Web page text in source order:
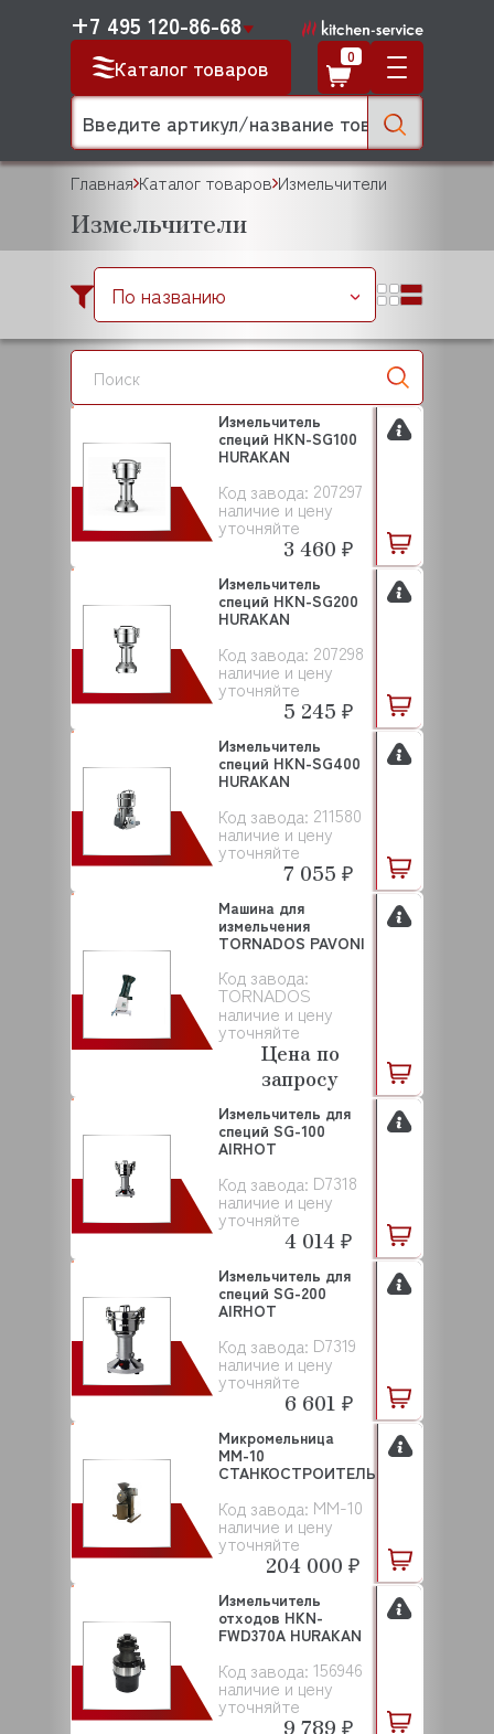
Каталог товаров
+7 495 120-86-68
0
Главная Каталог товаров Измельчители
Измельчители
По названию
Код завода: 207297
наличие и цену
уточняйте
Измельчитель
специй HKN-SG100
HURAKAN
3 460 ₽
Код завода: 207298
наличие и цену
уточняйте
Измельчитель
специй HKN-SG200
HURAKAN
5 245 ₽
Код завода: 211580
наличие и цену
уточняйте
Измельчитель
специй HKN-SG400
HURAKAN
7 055 ₽
Код завода:
TORNADOS
наличие и цену
уточняйте
Машина для
измельчения
TORNADOS PAVONI
Цена по
запросу
Код завода: D7318
наличие и цену
уточняйте
Измельчитель для
специй SG-100
AIRHOT
4 014 ₽
Код завода: D7319
наличие и цену
уточняйте
Измельчитель для
специй SG-200
AIRHOT
6 601 ₽
Код завода: ММ-10
наличие и цену
уточняйте
Микромельница
ММ-10
СТАНКОСТРОИТЕЛЬ
204 000 ₽
Код завода: 156946
наличие и цену
уточняйте
Измельчитель
отходов HKN-
FWD370A HURAKAN
9 789 ₽